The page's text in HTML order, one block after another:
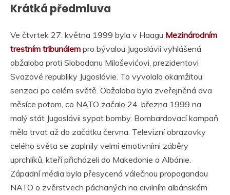
Krátká předmluva
Ve čtvrtek 27. května 1999 byla v Haagu Mezinárodním
trestním tribunálem pro bývalou Jugoslávii vyhlášená
obžaloba proti Slobodanu Miloševićovi, prezidentovi
Svazové republiky Jugoslávie. To vyvolalo okamžitou
senzaci po celém světě. Obžaloba byla zveřejněná dva
měsíce potom, co NATO začalo 24. března 1999 na
malý stát Jugoslávii sypat bomby. Bombardovací kampaň
měla trvat až do začátku června. Televizní obrazovky
celého světa se zaplnily velmi emotivními záběry
uprchlíků, kteří přicházeli do Makedonie a Albánie.
Západní média byla přesycená válečnou propagandou
NATO o zvěrstvech páchaných na civilním albánském